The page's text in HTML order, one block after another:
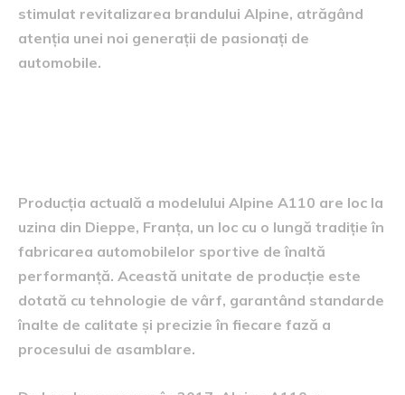
stimulat revitalizarea brandului Alpine, atrăgând
atenția unei noi generații de pasionați de
automobile.
Producția actuală a modelului Alpine A110 are loc la
uzina din Dieppe, Franța, un loc cu o lungă tradiție în
fabricarea automobilelor sportive de înaltă
performanță. Această unitate de producție este
dotată cu tehnologie de vârf, garantând standarde
înalte de calitate și precizie în fiecare fază a
procesului de asamblare.